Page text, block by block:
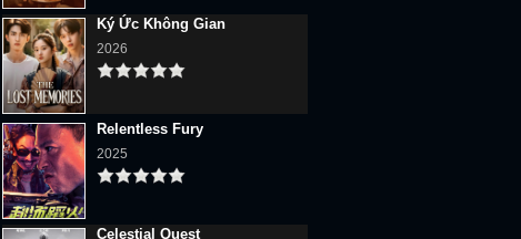
Ký Ức Không Gian
2026
Relentless Fury
2025
Celestial Quest